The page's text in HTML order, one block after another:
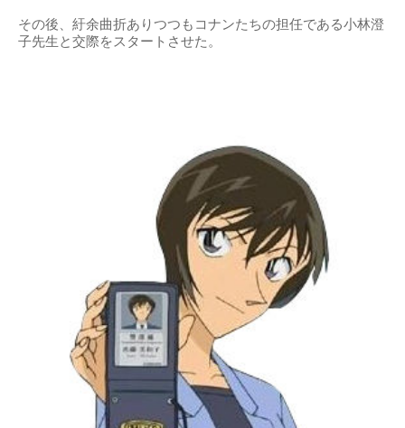
その後、紆余曲折ありつつもコナンたちの担任である小林澄
子先生と交際をスタートさせた。